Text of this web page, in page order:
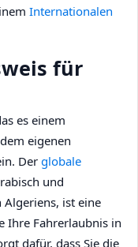
Internationalen
für
es einem
eigenen
Der globale
und
Algeriens, ist eine
Ihre Fahrerlaubnis in
dafür, dass Sie die